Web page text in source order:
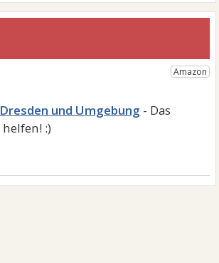
Dresden und Umgebung